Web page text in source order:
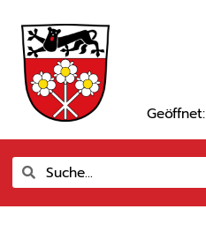
Inhalt
springen
Geöffnet:
SucheSuche